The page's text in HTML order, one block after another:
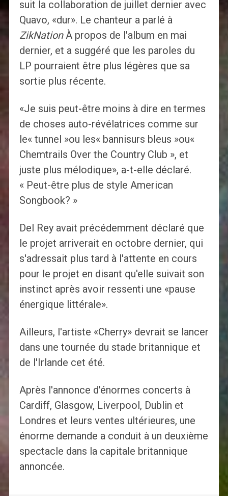
suit la collaboration de juillet dernier avec
Quavo, «dur». Le chanteur a parlé à
ZikNationÀ propos de l'album en mai
dernier, et a suggéré que les paroles du
LP pourraient être plus légères que sa
sortie plus récente.
«Je suis peut-être moins à dire en termes
de choses auto-révélatrices comme sur
le« tunnel »ou les« bannisurs bleus »ou«
Chemtrails Over the Country Club », et
juste plus mélodique», a-t-elle déclaré.
« Peut-être plus de style American
Songbook? »
Del Rey avait précédemment déclaré que
le projet arriverait en octobre dernier, qui
s'adressait plus tard à l'attente en cours
pour le projet en disant qu'elle suivait son
instinct après avoir ressenti une «pause
énergique littérale».
Ailleurs, l'artiste «Cherry» devrait se lancer
dans une tournée du stade britannique et
de l'Irlande cet été.
Après l'annonce d'énormes concerts à
Cardiff, Glasgow, Liverpool, Dublin et
Londres et leurs ventes ultérieures, une
énorme demande a conduit à un deuxième
spectacle dans la capitale britannique
annoncée.